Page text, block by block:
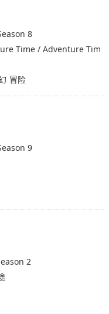
8
Time / Adventure Tim
冒险
9
2